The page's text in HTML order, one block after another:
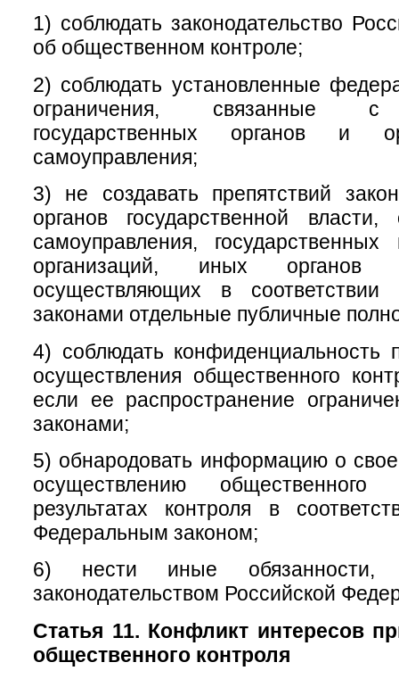
1) соблюдать законодательство
об общественном контроле;
2) соблюдать установленные
ограничения, связанные с
государственных органов и
самоуправления;
3) не создавать препятствий
органов государственной власти,
самоуправления,
организаций, иных органов
осуществляющих в
законами отдельные публичные
4) соблюдать конфиденциальность
осуществления общественного
если ее распространение
законами;
5) обнародовать информацию о
осуществлению
результатах контроля в
Федеральным законом;
6) нести иные обязанности,
законодательством Российской
Статья 11. Конфликт интересов
общественного контроля